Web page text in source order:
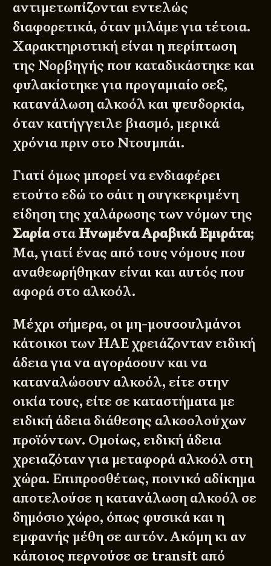
αντιμετωπίζονται εντελώς
διαφορετικά, όταν μιλάμε για τέτοια.
Χαρακτηριστική είναι η περίπτωση
της Νορβηγής που καταδικάστηκε και
φυλακίστηκε για προγαμιαίο σεξ,
κατανάλωση αλκοόλ και ψευδορκία,
όταν κατήγγειλε βιασμό, μερικά
χρόνια πριν στο Ντουμπάι.
Γιατί όμως μπορεί να ενδιαφέρει
ετούτο εδώ το σάιτ η συγκεκριμένη
είδηση της χαλάρωσης των νόμων της
Σαρίαστα Ηνωμένα Αραβικά Εμιράτα;
Μα, γιατί ένας από τους νόμους που
αναθεωρήθηκαν είναι και αυτός που
αφορά στο αλκοόλ.
Μέχρι σήμερα, οι μη-μουσουλμάνοι
κάτοικοι των ΗΑΕ χρειάζονταν ειδική
άδεια για να αγοράσουν και να
καταναλώσουν αλκοόλ, είτε στην
οικία τους, είτε σε καταστήματα με
ειδική άδεια διάθεσης αλκοολούχων
προϊόντων. Ομοίως, ειδική άδεια
χρειαζόταν για μεταφορά αλκοόλ στη
χώρα. Επιπροσθέτως, ποινικό αδίκημα
αποτελούσε η κατανάλωση αλκοόλ σε
δημόσιο χώρο, όπως φυσικά και η
εμφανής μέθη σε αυτόν. Ακόμη κι αν
κάποιος περνούσε σε transit από